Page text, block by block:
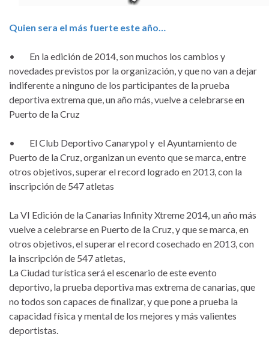
Quien sera el más fuerte este año…
• En la edición de 2014, son muchos los cambios y
novedades previstos por la organización, y que no van a dejar
indiferente a ninguno de los participantes de la prueba
deportiva extrema que, un año más, vuelve a celebrarse en
Puerto de la Cruz
• El Club Deportivo Canarypol y el Ayuntamiento de
Puerto de la Cruz, organizan un evento que se marca, entre
otros objetivos, superar el record logrado en 2013, con la
inscripción de 547 atletas
La VI Edición de la Canarias Infinity Xtreme 2014, un año más
vuelve a celebrarse en Puerto de la Cruz, y que se marca, en
otros objetivos, el superar el record cosechado en 2013, con
la inscripción de 547 atletas,
La Ciudad turística será el escenario de este evento
deportivo, la prueba deportiva mas extrema de canarias, que
no todos son capaces de finalizar, y que pone a prueba la
capacidad física y mental de los mejores y más valientes
deportistas.